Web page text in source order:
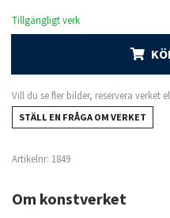
Tillgängligt verk
Vill du se fler bilder, reservera verket
STÄLL EN FRÅGA OM VERKET
Artikelnr: 1849
Om konstverket